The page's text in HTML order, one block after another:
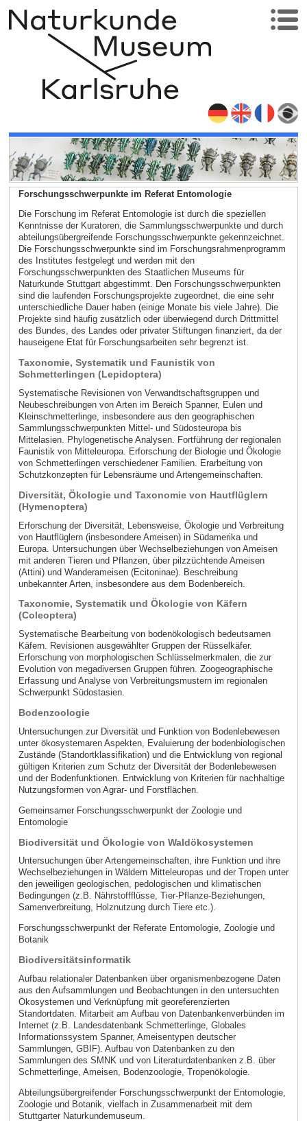
Forschungsschwerpunkte im Referat Entomologie
Die Forschung im Referat Entomologie ist durch die speziellen
Kenntnisse der Kuratoren, die Sammlungsschwerpunkte und durch
abteilungsübergreifende Forschungsschwerpunkte gekennzeichnet.
Die Forschungsschwerpunkte sind im Forschungsrahmenprogramm
des Institutes festgelegt und werden mit den
Forschungsschwerpunkten des Staatlichen Museums für
Naturkunde Stuttgart abgestimmt. Den Forschungsschwerpunkten
sind die laufenden Forschungsprojekte zugeordnet, die eine sehr
unterschiedliche Dauer haben (einige Monate bis viele Jahre). Die
Projekte sind häufig zusätzlich oder überwiegend durch Drittmittel
des Bundes, des Landes oder privater Stiftungen finanziert, da der
hauseigene Etat für Forschungsarbeiten sehr begrenzt ist.
Taxonomie, Systematik und Faunistik von
Schmetterlingen (Lepidoptera)
Systematische Revisionen von Verwandtschaftsgruppen und
Neubeschreibungen von Arten im Bereich Spanner, Eulen und
Kleinschmetterlinge, insbesondere aus den geographischen
Sammlungsschwerpunkten Mittel- und Südosteuropa bis
Mittelasien. Phylogenetische Analysen. Fortführung der regionalen
Faunistik von Mitteleuropa. Erforschung der Biologie und Ökologie
von Schmetterlingen verschiedener Familien. Erarbeitung von
Schutzkonzepten für Lebensräume und Artengemeinschaften.
Diversität, Ökologie und Taxonomie von Hautflüglern
(Hymenoptera)
Erforschung der Diversität, Lebensweise, Ökologie und Verbreitung
von Hautflüglern (insbesondere Ameisen) in Südamerika und
Europa. Untersuchungen über Wechselbeziehungen von Ameisen
mit anderen Tieren und Pflanzen, über pilzzüchtende Ameisen
(Attini) und Wanderameisen (Ecitoninae). Beschreibung
unbekannter Arten, insbesondere aus dem Bodenbereich.
Taxonomie, Systematik und Ökologie von Käfern
(Coleoptera)
Systematische Bearbeitung von bodenökologisch bedeutsamen
Käfern. Revisionen ausgewählter Gruppen der Rüsselkäfer.
Erforschung von morphologischen Schlüsselmerkmalen, die zur
Evolution von megadiversen Gruppen führen. Zoogeographische
Erfassung und Analyse von Verbreitungsmustern im regionalen
Schwerpunkt Südostasien.
Bodenzoologie
Untersuchungen zur Diversität und Funktion von Bodenlebewesen
unter ökosystemaren Aspekten, Evaluierung der bodenbiologischen
Zustände (Standortklassifikation) und die Entwicklung von regional
gültigen Kriterien zum Schutz der Diversität der Bodenlebewesen
und der Bodenfunktionen. Entwicklung von Kriterien für nachhaltige
Nutzungsformen von Agrar- und Forstflächen.
Gemeinsamer Forschungsschwerpunkt der Zoologie und
Entomologie
Biodiversität und Ökologie von Waldökosystemen
Untersuchungen über Artengemeinschaften, ihre Funktion und ihre
Wechselbeziehungen in Wäldern Mitteleuropas und der Tropen unter
den jeweiligen geologischen, pedologischen und klimatischen
Bedingungen (z.B. Nährstoffflüsse, Tier-Pflanze-Beziehungen,
Samenverbreitung, Holznutzung durch Tiere etc.).
Forschungsschwerpunkt der Referate Entomologie, Zoologie und
Botanik
Biodiversitätsinformatik
Aufbau relationaler Datenbanken über organismenbezogene Daten
aus den Aufsammlungen und Beobachtungen in den untersuchten
Ökosystemen und Verknüpfung mit georeferenzierten
Standortdaten. Mitarbeit am Aufbau von Datenbankenverbünden im
Internet (z.B. Landesdatenbank Schmetterlinge, Globales
Informationssystem Spanner, Ameisentypen deutscher
Sammlungen, GBIF). Aufbau von Datenbanken zu den
Sammlungen des SMNK und von Literaturdatenbanken z.B. über
Schmetterlinge, Ameisen, Bodenzoologie, Tropenökologie.
Abteilungsübergreifender Forschungsschwerpunkt der Entomologie,
Zoologie und Botanik, vielfach in Zusammenarbeit mit dem
Stuttgarter Naturkundemuseum.